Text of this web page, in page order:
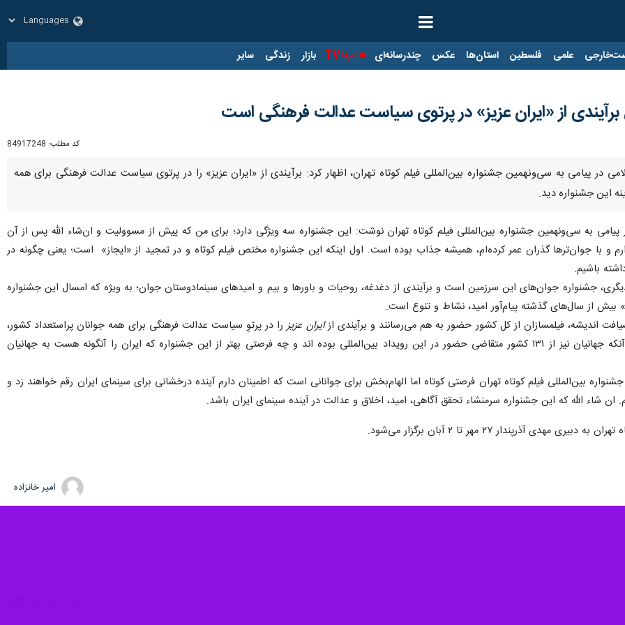
علمی فلسطین استان‌ها عکس چندرسانه‌ای ایرنا TV بازار زندگی سایر
برآیندی از «ایران عزیز» در پرتوی سیاست عدالت فرهنگی است
کد مطلب: 84917248